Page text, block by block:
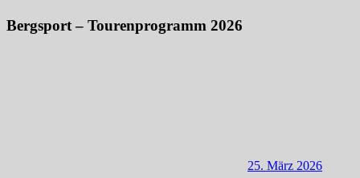
Bergsport – Tourenprogramm 2026
25. März 2026